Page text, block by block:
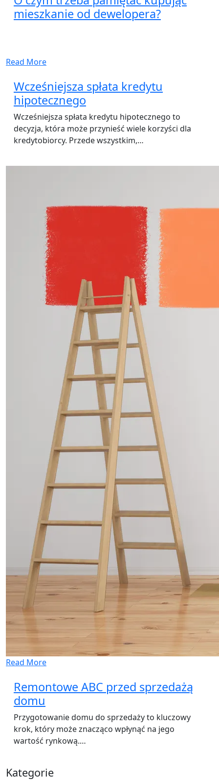
mieszkanie od dewelopera?
Read More
Wcześniejsza spłata kredytu
hipotecznego
Wcześniejsza spłata kredytu hipotecznego to
decyzja, która może przynieść wiele korzyści dla
kredytobiorcy. Przede wszystkim,…
Read More
Remontowe ABC przed sprzedażą
domu
Przygotowanie domu do sprzedaży to kluczowy
krok, który może znacząco wpłynąć na jego
wartość rynkową.…
Kategorie